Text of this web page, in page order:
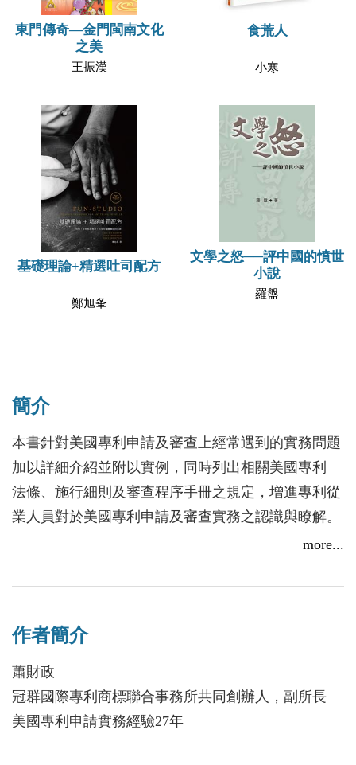
東門傳奇—金門閩南文化
之美
王振漢
食荒人
小寒
基礎理論+精選吐司配方
鄭旭夆
文學之怒──評中國的憤世
小說
羅盤
簡介
本書針對美國專利申請及審查上經常遇到的實務問題
加以詳細介紹並附以實例，同時列出相關美國專利
法條、施行細則及審查程序手冊之規定，增進專利從
業人員對於美國專利申請及審查實務之認識與瞭解。
more...
作者簡介
蕭財政
冠群國際專利商標聯合事務所共同創辦人，副所長
美國專利申請實務經驗27年